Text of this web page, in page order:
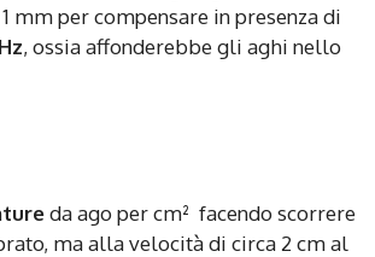
per compensare in presenza di
, ossia affonderebbe gli aghi nello
da ago per cm² facendo scorrere
ma alla velocità di circa 2 cm al